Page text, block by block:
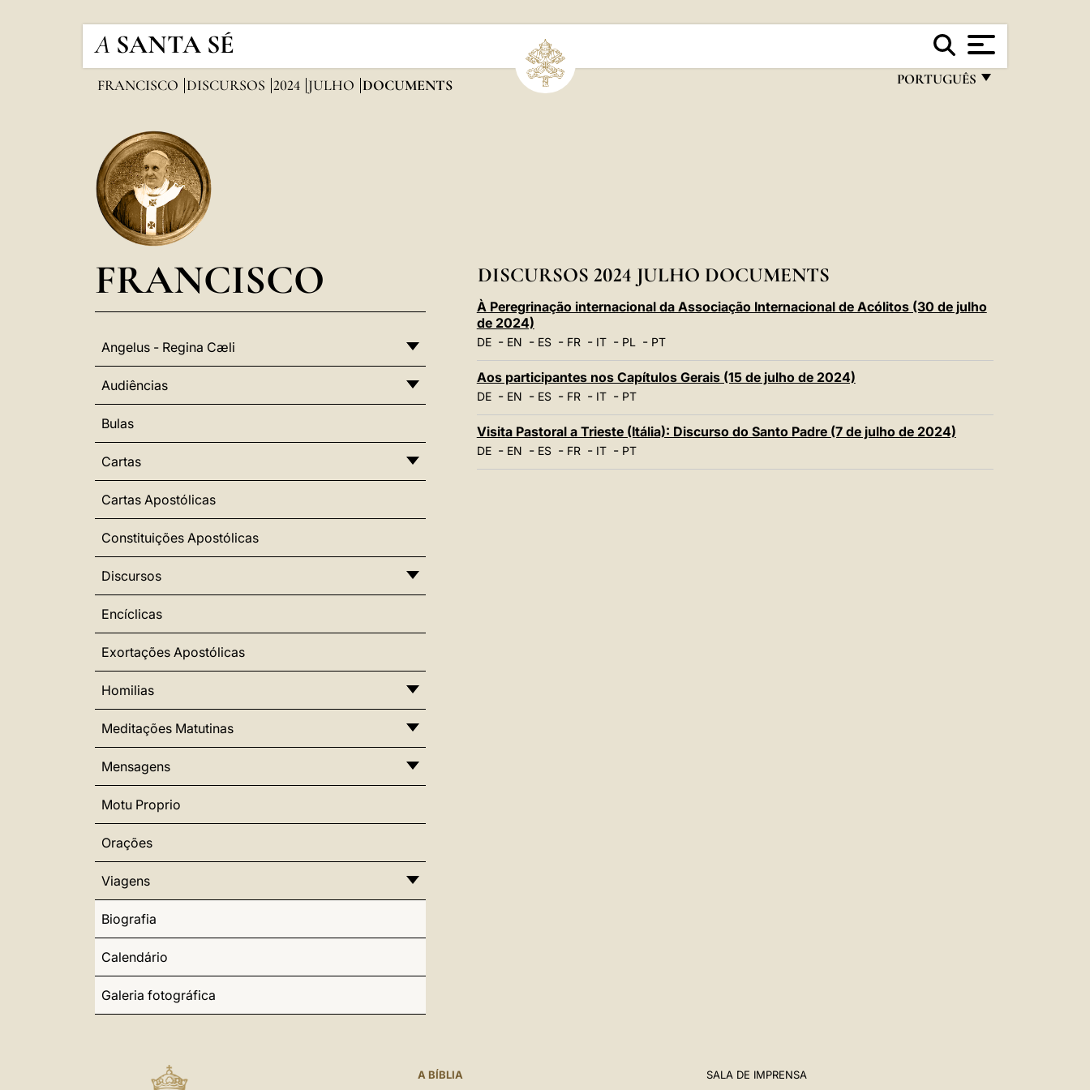
A SANTA SÉ
PORTUGUÊS
POLSKI
中文
FRANCISCO DISCURSOS 2024 JULHO DOCUMENTS
FRANCISCO
Angelus - Regina Cæli
Audiências
Bulas
Cartas
Cartas Apostólicas
Constituições Apostólicas
Discursos
Encíclicas
Exortações Apostólicas
Homilias
Meditações Matutinas
Mensagens
Motu Proprio
Orações
Viagens
Biografia
Calendário
Galeria fotográfica
DISCURSOS 2024 JULHO DOCUMENTS
À Peregrinação internacional da Associação Internacional de Acólitos (30 de julho
de 2024)
DE- EN - ES- FR- IT- PL- PT
Aos participantes nos Capítulos Gerais (15 de julho de 2024)
DE- EN - ES- FR- IT- PT
Visita Pastoral a Trieste (Itália): Discurso do Santo Padre (7 de julho de 2024)
DE- EN - ES- FR- IT- PT
A BÍBLIA SALA DE IMPRENSA